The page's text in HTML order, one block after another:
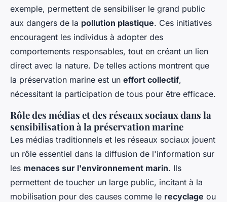
exemple, permettent de sensibiliser le grand public
aux dangers de la pollution plastique. Ces initiatives
encouragent les individus à adopter des
comportements responsables, tout en créant un lien
direct avec la nature. De telles actions montrent que
la préservation marine est un effort collectif,
nécessitant la participation de tous pour être efficace.
Rôle des médias et des réseaux sociaux dans la
sensibilisation à la préservation marine
Les médias traditionnels et les réseaux sociaux jouent
un rôle essentiel dans la diffusion de l'information sur
les menaces sur l'environnement marin. Ils
permettent de toucher un large public, incitant à la
mobilisation pour des causes comme le recyclage ou